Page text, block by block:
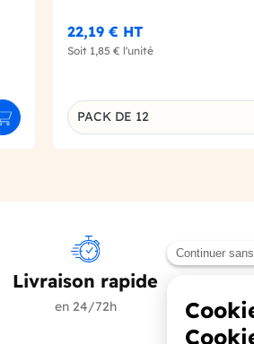
Ajouter au panier
22,19 € HT
Soit 1,85 € l'unité
Déclinaison du produit
PACK DE 12
Livraison rapide
en 24/72h